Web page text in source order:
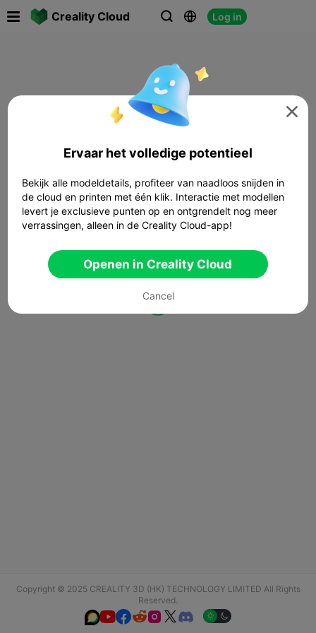
Creality Cloud   Log in
Copyright © 2025 CREALITY 3D (HK) TECHNOLOGY LIMITED All Rights
Reserved.
  

Ervaar het volledige potentieel
Bekijk alle modeldetails, profiteer van naadloos snijden in
de cloud en printen met één klik. Interactie met modellen
levert je exclusieve punten op en ontgrendelt nog meer
verrassingen, alleen in de Creality Cloud-app!
Openen in Creality Cloud
Cancel